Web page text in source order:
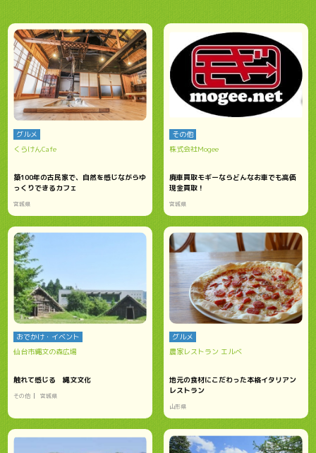
グルメ
くらけんCafe
築100年の古民家で、自然を感じながらゆ
っくりできるカフェ
宮城県
その他
株式会社Mogee
廃車買取モギーならどんなお車でも高価
現金買取！
宮城県
おでかけ・イベント
仙台市縄文の森広場
触れて感じる 縄文文化
その他 宮城県
グルメ
農家レストラン エルベ
地元の食材にこだわった本格イタリアン
レストラン
山形県